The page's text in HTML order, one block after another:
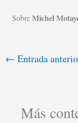
SobreMichel
← Entrada
Más